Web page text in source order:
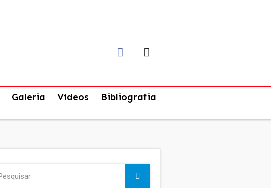
Galeria Vídeos Bibliografia